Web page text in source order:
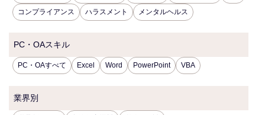
コンプライアンス ハラスメント メンタルヘルス
PC・OAスキル
PC・OAすべて Excel Word PowerPoint VBA
業界別